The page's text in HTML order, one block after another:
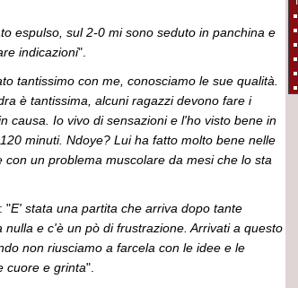
espulso, sul 2-0 mi sono seduto in panchina e
indicazioni".
tantissimo con me, conosciamo le sue qualità.
è tantissima, alcuni ragazzi devono fare i
causa. Io vivo di sensazioni e l'ho visto bene in
minuti. Ndoye? Lui ha fatto molto bene nelle
un problema muscolare da mesi che lo sta
"E' stata una partita che arriva dopo tante
e c'è un pò di frustrazione. Arrivati a questo
non riusciamo a farcela con le idee e le
cuore e grinta".